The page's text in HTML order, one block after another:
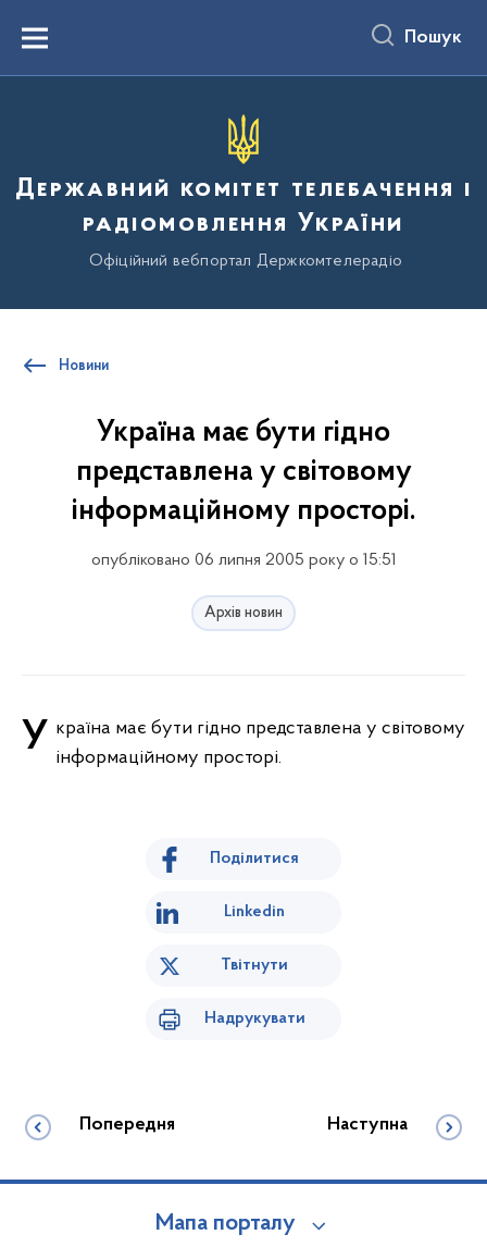
вмістуMenu Пошук
Державний комітет телебачення і
радіомовлення України
Офіційний вебпортал Держкомтелерадіо
Новини
Україна має бути гідно
представлена у світовому
інформаційному просторі.
опубліковано 06 липня 2005 року о 15:51
Архів новин
Україна має бути гідно представлена у світовому інформаційному просторі.
Поділитися
Linkedin
Твітнути
Надрукувати
Попередня Наступна
Мапа порталу